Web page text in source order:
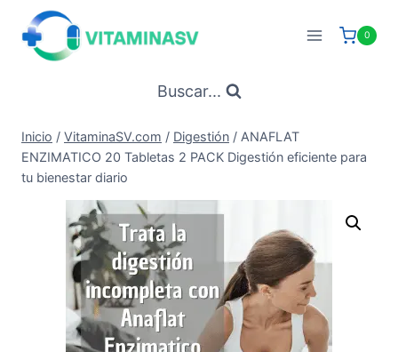
Saltar
contenido
0
Buscar...
Inicio / VitaminaSV.com / Digestión / ANAFLAT
ENZIMATICO 20 Tabletas 2 PACK Digestión eficiente para
tu bienestar diario